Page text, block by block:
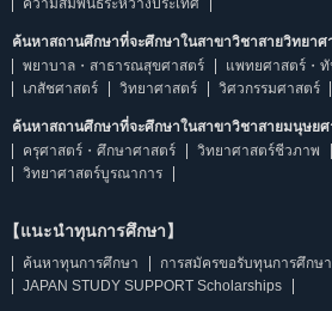
ค้นหาสถานศึกษาที่จะศึกษาในสาขาวิชาสายวิทยาศ
พยาบาล・สาธารณสุขศาสตร์
แพทยศาสตร์・
เภสัชศาสตร์
วิทยาศาสตร์ วิศวกรรมศาสตร์
ค้นหาสถานศึกษาที่จะศึกษาในสาขาวิชาสายมนุษย
ครุศาสตร์・ศึกษาศาสตร์
วิทยาศาสตร์ชีวภาพ
วิทยาศาสตร์บูรณาการ
【แนะนำทุนการศึกษา】
ค้นหาทุนการศึกษา
การสมัครขอรับทุนการศึกษา
JAPAN STUDY SUPPORT Scholarships